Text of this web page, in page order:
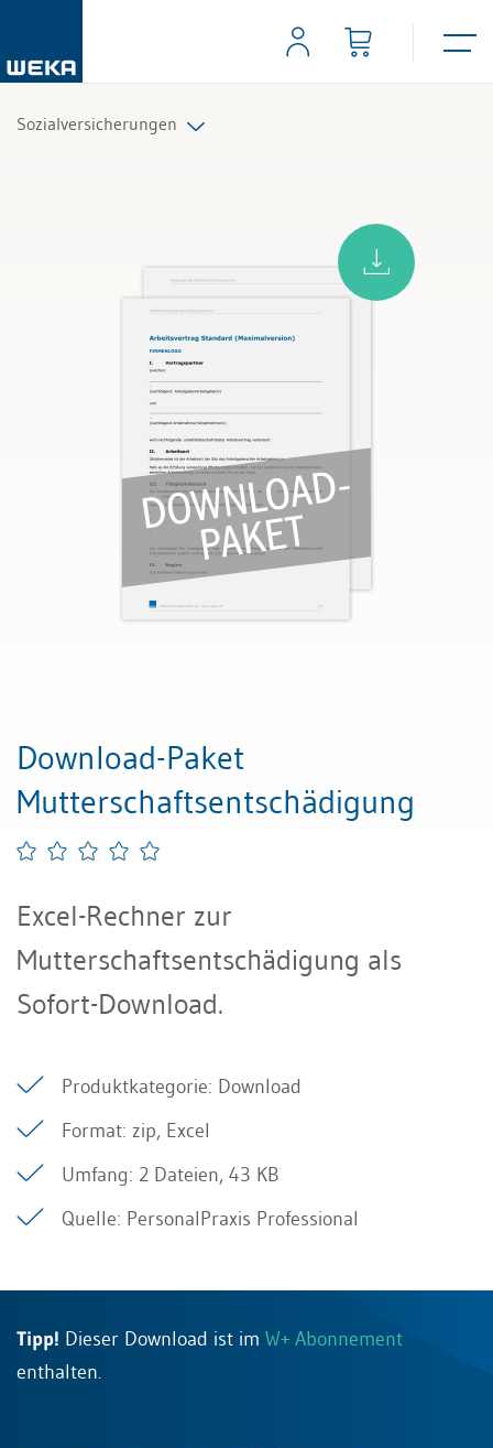
Sozialversicherungen
Download-Paket
Mutterschaftsentschädigung
Excel-Rechner zur
Mutterschaftsentschädigung als
Sofort-Download.
Produktkategorie: Download
Format: zip, Excel
Umfang: 2 Dateien, 43 KB
Quelle: PersonalPraxis Professional
Tipp! Dieser Download ist im W+ Abonnement
enthalten.